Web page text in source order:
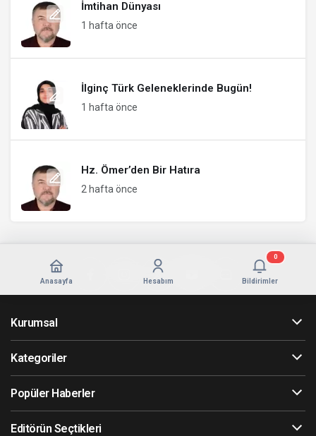
İmtihan Dünyası
1 hafta önce
İlginç Türk Geleneklerinde Bugün!
1 hafta önce
Hz. Ömer’den Bir Hatıra
2 hafta önce
Anasayfa Hesabım Bildirimler
0
Kurumsal
Kategoriler
Popüler Haberler
Editörün Seçtikleri